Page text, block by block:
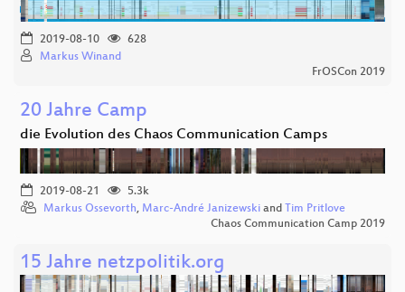
2019-08-10
628
Markus Winand
FrOSCon 2019
20 Jahre Camp
die Evolution des Chaos Communication Camps
2019-08-21
5.3k
Markus Ossevorth, Marc-André Janizewski and Tim Pritlove
Chaos Communication Camp 2019
15 Jahre netzpolitik.org